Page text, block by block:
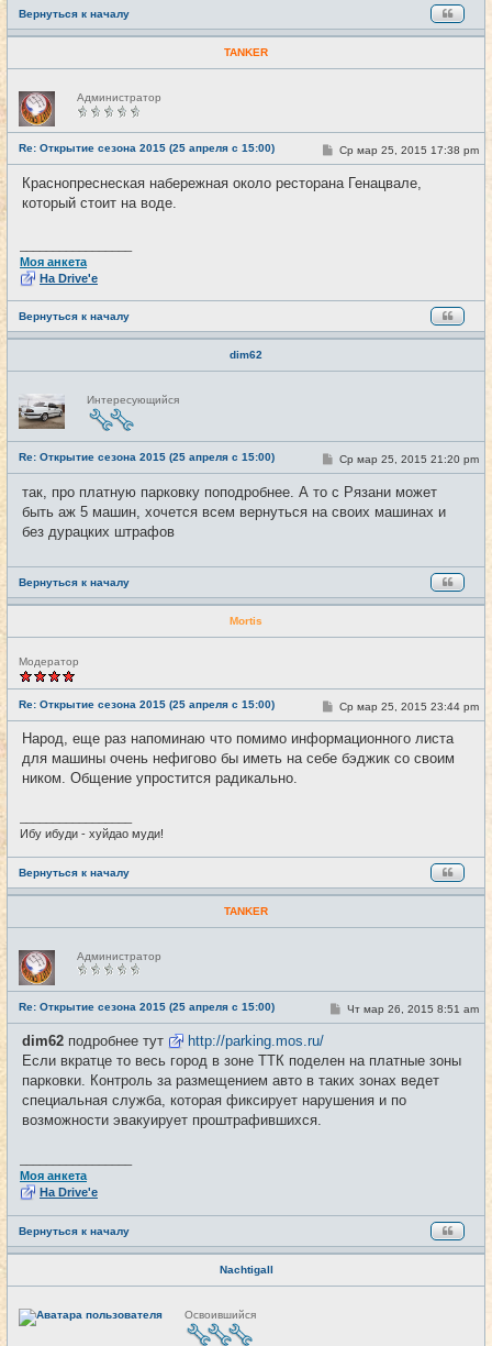
Вернуться к началу
TANKER
Н
е
в
с
е
Администратор
Re: Открытие сезона 2015 (25 апреля с 15:00) #14
С
о
б
Ср мар 25, 2015 17:38 pm
Краснопреснеская набережная около ресторана Генацвале,
который стоит на воде.
Моя анкета
На Drive'e
Вернуться к началу
dim62
е
в
с
е
т
и
Интересующийся
Re: Открытие сезона 2015 (25 апреля с 15:00) #15
С
о
б
щ
е
Ср мар 25, 2015 21:20 pm
так, про платную парковку поподробнее. А то с Рязани может
быть аж 5 машин, хочется всем вернуться на своих машинах и
без дурацких штрафов
Вернуться к началу
Mortis
Н
е
в
с
е
т
и
Модератор
Re: Открытие сезона 2015 (25 апреля с 15:00) #16
С
о
б
щ
Ср мар 25, 2015 23:44 pm
Народ, еще раз напоминаю что помимо информационного листа
для машины очень нефигово бы иметь на себе бэджик со своим
ником. Общение упростится радикально.
Ибу ибуди - хуйдао муди!
Вернуться к началу
TANKER
Н
е
в
с
е
т
и
Администратор
Re: Открытие сезона 2015 (25 апреля с 15:00) #17
С
о
щ
н
и
Чт мар 26, 2015 8:51 am
dim62 подробнее тут
http://parking.mos.ru/
Если вкратце то весь город в зоне ТТК поделен на платные зоны
парковки. Контроль за размещением авто в таких зонах ведет
специальная служба, которая фиксирует нарушения и по
возможности эвакуирует проштрафившихся.
Моя анкета
На Drive'e
Вернуться к началу
Nachtigall
Н
е
Освоившийся